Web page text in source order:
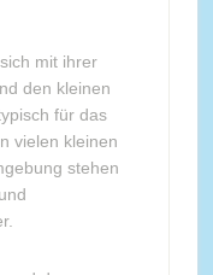
mit ihrer
den kleinen
für das
vielen kleinen
stehen